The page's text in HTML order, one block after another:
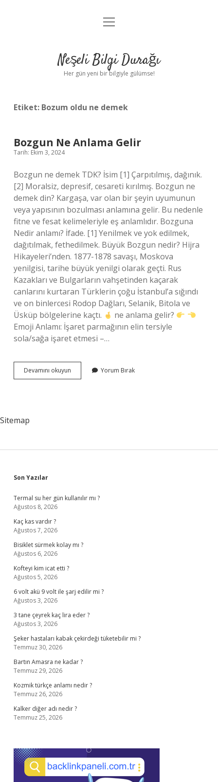
Anasayfa
Yasal Uyarı
menüyü
Neşeli Bilgi Durağı
Her gün yeni bir bilgiyle gülümse!
Etiket: Bozum oldu ne demek
Bozgun Ne Anlama Gelir
Tarih: Ekim 3, 2024
Bozgun ne demek TDK? İsim [1] Çarpıtılmış, dağınık.
[2] Moralsiz, depresif, cesareti kırılmış. Bozgun ne
demek din? Kargaşa, var olan bir şeyin uyumunun
veya yapısının bozulması anlamına gelir. Bu nedenle
fitne ve fesat kelimeleriyle eş anlamlıdır. Bozguna
Nedir anlamı? İfade. [1] Yenilmek ve yok edilmek,
dağıtılmak, fethedilmek. Büyük Bozgun nedir? Hijra
Hikayeleri’nden. 1877-1878 savaşı, Moskova
yenilgisi, tarihe büyük yenilgi olarak geçti. Rus
Kazakları ve Bulgarların vahşetinden kaçarak
canlarını kurtaran Türklerin çoğu İstanbul’a sığındı
ve on binlercesi Rodop Dağları, Selanik, Bitola ve
Üsküp bölgelerine kaçtı.
ne anlama gelir?
Emoji Anlamı: İşaret parmağının elin tersiyle
sola/sağa işaret etmesi –…
Devamını okuyun
Ne
Yorum Bırak
Sitemap
Sidebar
Son Yazılar
Termal su her gün kullanılır mı ?
Ağustos 8, 2026
Kaç kas vardır ?
Ağustos 7, 2026
Bisiklet sürmek kolay mı ?
Ağustos 6, 2026
Kofteyi kim icat etti ?
Ağustos 5, 2026
6 volt akü 9 volt ile şarj edilir mi ?
Ağustos 3, 2026
3 tane çeyrek kaç lira eder ?
Ağustos 3, 2026
Şeker hastaları kabak çekirdeği tüketebilir mi ?
Temmuz 30, 2026
Bartın Amasra ne kadar ?
Temmuz 29, 2026
Kozmik türkçe anlamı nedir ?
Temmuz 26, 2026
Kalker diğer adı nedir ?
Temmuz 25, 2026